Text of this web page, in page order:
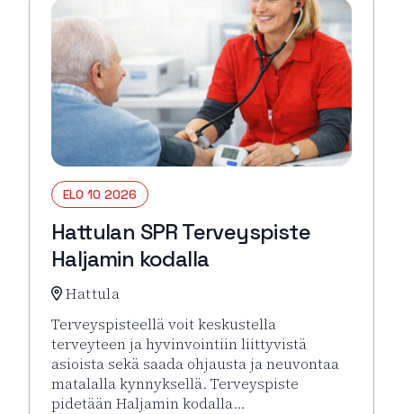
ELO 10 2026
Hattulan SPR Terveyspiste
Haljamin kodalla
Hattula
Terveyspisteellä voit keskustella
terveyteen ja hyvinvointiin liittyvistä
asioista sekä saada ohjausta ja neuvontaa
matalalla kynnyksellä. Terveyspiste
pidetään Haljamin kodalla…